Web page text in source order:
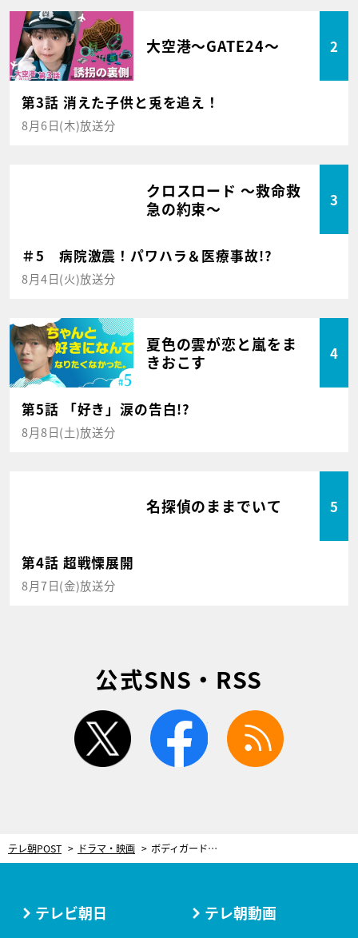
大空港～GATE24～ 2
第3話 消えた子供と兎を追え！
8月6日(木)放送分
クロスロード ～救命救
急の約束～
3
＃5 病院激震！パワハラ＆医療事故!?
8月4日(火)放送分
夏色の雲が恋と嵐をま
きおこす
4
第5話 「好き」涙の告白!?
8月8日(土)放送分
名探偵のままでいて 5
第4話 超戦慄展開
8月7日(金)放送分
公式SNS・RSS
twitter facebook
テレ朝POST ドラマ・映画 ボディガード・岩本照VS弁護士・白石麻衣！ドラマ『恋する警護24時』ついに放送開始
テレビ朝日 テレ朝動画